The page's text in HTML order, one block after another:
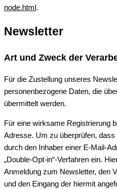
node.html.
Newsletter
Art und Zweck der
Für die Zustellung unseres
personenbezogene Daten, die
übermittelt werden.
Für eine wirksame Registrierung
Adresse. Um zu überprüfen,
durch den Inhaber einer E-Mail-
„Double-Opt-in“-Verfahren ein.
Anmeldung zum Newsletter, den
und den Eingang der hiermit